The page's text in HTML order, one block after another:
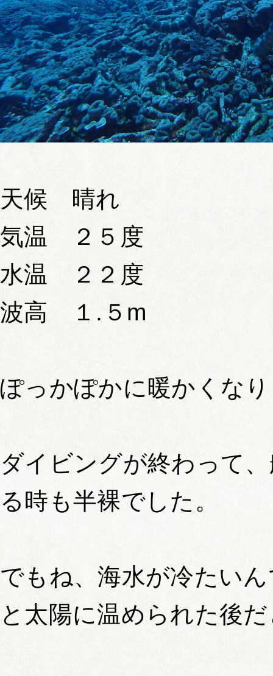
天候 晴れ
気温 ２５度
水温 ２２度
波高 １.５m
ぽっかぽかに暖かくな
ダイビングが終わって
る時も半裸でした。
でもね、海水が冷たい
と太陽に温められた後